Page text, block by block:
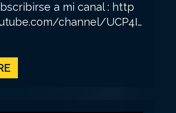
a mi canal : http
channel/UCP4I…